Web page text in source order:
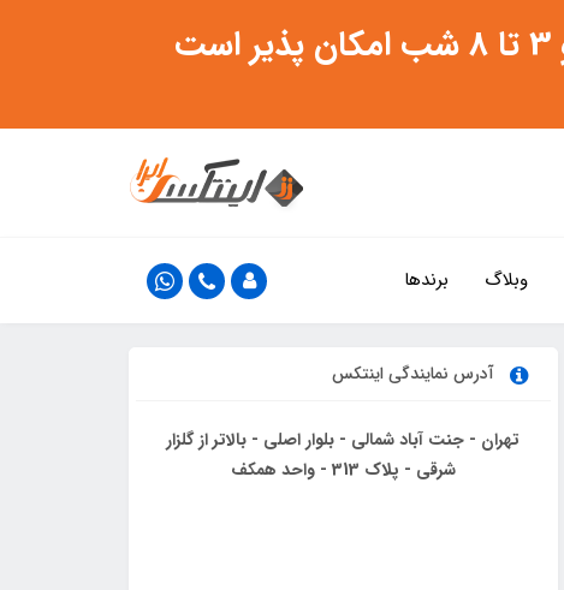
وبلاگ برندها
آدرس نمایندگی اینتکس
تهران - جنت آباد شمالی - بلوار اصلی - بالاتر از گلزار
شرقی - پلاک 313 - واحد همکف